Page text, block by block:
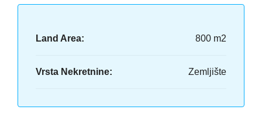
Land Area: 800 m2
Vrsta Nekretnine: Zemljište